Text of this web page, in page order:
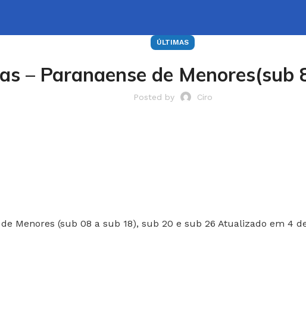
ÚLTIMAS
– Paranaense de
Posted by Ciro
Menores (sub 08 a sub 18), sub 20 e sub 26 Atualizado em 4